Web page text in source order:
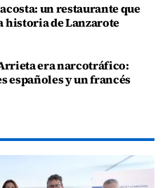
un restaurante que
historia de Lanzarote
era narcotráfico:
españoles y un francés